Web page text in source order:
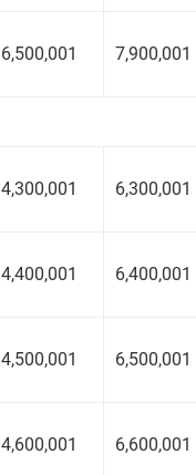
6,500,001 7,900,001
4,300,001 6,300,001
4,400,001 6,400,001
4,500,001 6,500,001
4,600,001 6,600,001